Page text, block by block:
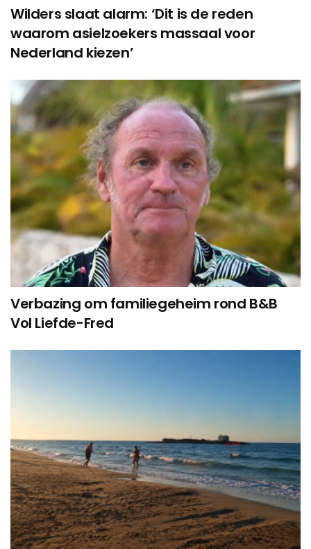
Wilders slaat alarm: ‘Dit is de reden
waarom asielzoekers massaal voor
Nederland kiezen’
Verbazing om familiegeheim rond B&B
Vol Liefde-Fred